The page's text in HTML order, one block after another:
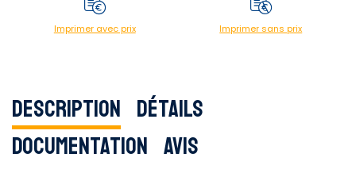
Imprimer avec prix Imprimer sans prix
Description Détails
Documentation Avis